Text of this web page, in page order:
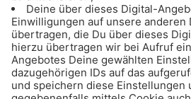
ANZEIGE - Basketball:
des FC Bayern Basketball